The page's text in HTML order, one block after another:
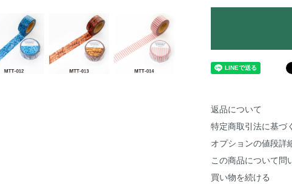
返品について
特定商取引法に基づ
オプションの値段詳
この商品について問
買い物を続ける